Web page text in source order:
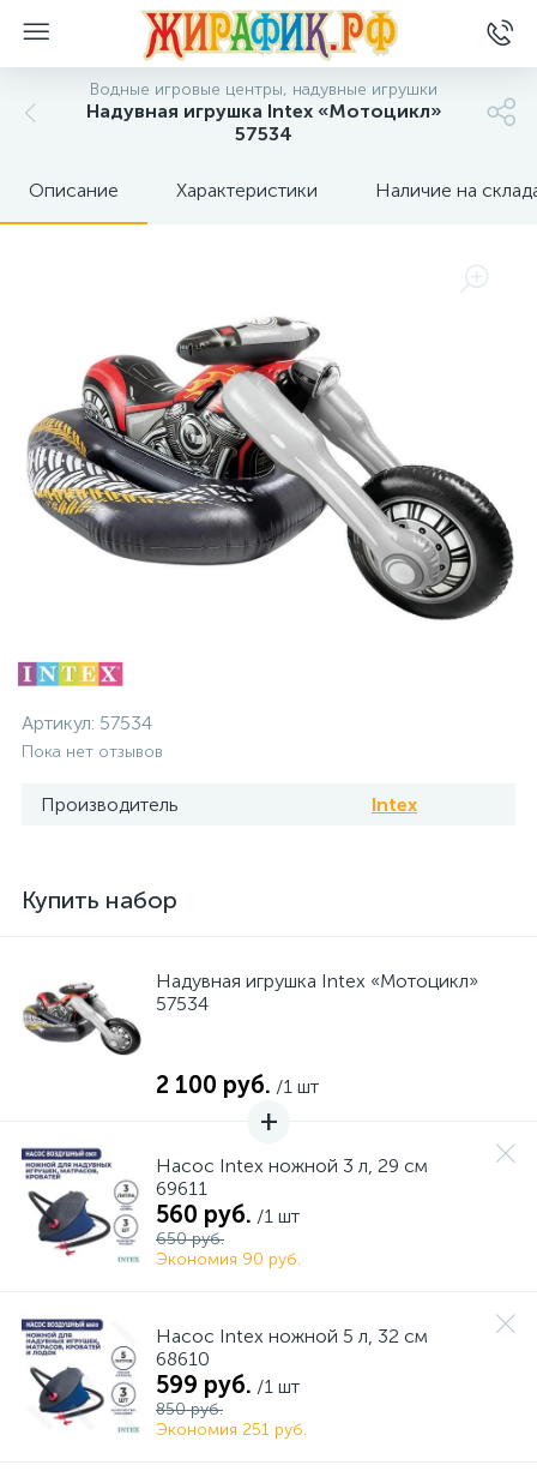
Водные игровые центры, надувные игрушки
Надувная игрушка Intex «Мотоцикл»
57534
Описание Характеристики Наличие на
Артикул: 57534
Пока нет отзывов
Производитель Intex
Купить набор
Надувная игрушка Intex «Мотоцикл»
57534
2 100 руб. /1 шт
Насос Intex ножной 3 л, 29 см
69611
560 руб. /1 шт
650 руб.
Экономия 90 руб.
Насос Intex ножной 5 л, 32 см
68610
599 руб. /1 шт
850 руб.
Экономия 251 руб.